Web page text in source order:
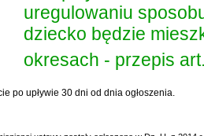
uregulowaniu
dziecko będzie
okresach - przepis
po upływie 30 dni od dnia ogłoszenia.